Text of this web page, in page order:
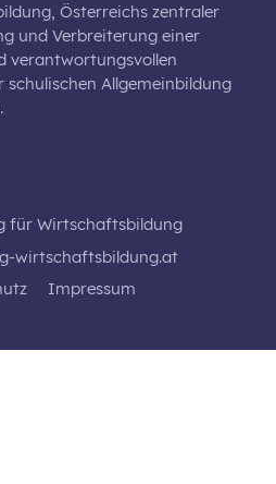
Österreichs zentraler
und Verbreiterung einer
verantwortungsvollen
Allgemeinbildung
für Wirtschaftsbildung
wirtschaftsbildung.at
Impressum